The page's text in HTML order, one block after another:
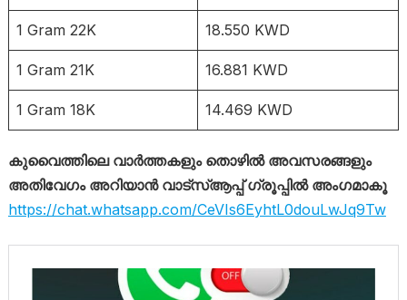
1 Gram 22K 18.550 KWD
1 Gram 21K 16.881 KWD
1 Gram 18K 14.469 KWD
കുവൈത്തിലെ വാർത്തകളും തൊഴിൽ അവസരങ്ങളും
അതിവേഗം അറിയാൻ വാട്സ്ആപ്പ് ഗ്രൂപ്പിൽ അംഗമാകൂ
https://chat.whatsapp.com/CeVIs6EyhtL0douLwJq9Tw